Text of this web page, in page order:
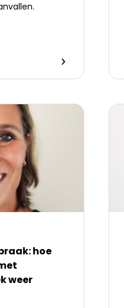
hoe
weer